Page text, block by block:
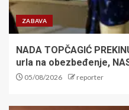
ZABAVA
NADA TOPČAGIĆ
urla na obezbeđenje,
05/08/2026 reporter